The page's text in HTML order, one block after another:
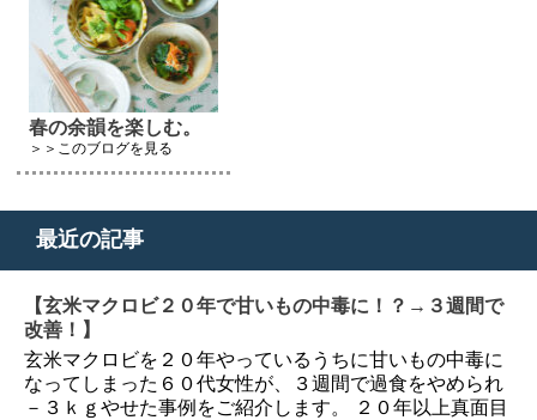
春の余韻を楽しむ。
＞＞このブログを見る
最近の記事
【玄米マクロビ２０年で甘いもの中毒に！？→３週間で
改善！】
玄米マクロビを２０年やっているうちに甘いもの中毒に
なってしまった６０代女性が、３週間で過食をやめられ
－３ｋｇやせた事例をご紹介します。 ２０年以上真面目